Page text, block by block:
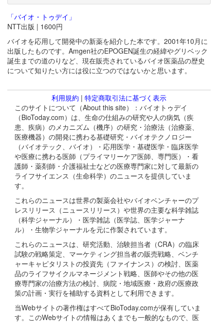
「バイオ・トゥデイ」
NTT出版 | 1600円
バイオを応用して開発中の新薬を紹介した本です。2001年10月に
出版したものです。Amgen社のEPOGEN誕生の経緯やグリベック
誕生までの道のりなど、現在販売されているバイオ医薬品の歴史
について知りたい方には役に立つのではないかと思います。
利用規約 | 特定商取引法に基づく表示
このサイトについて（About this site）：バイオトゥデイ
（BioToday.com）は、生命の仕組みの研究や人の病気（疾
患、疾病）のメカニズム（機序）の研究・治療法（治療薬、
医療機器）の開発に携わる基礎研究・バイオテクノロジー
（バイオテック、バイオ）・応用医学・基礎医学・臨床医学
や医療に携わる医師（プライマリーケア医師、専門医）・看
護師・薬剤師・介護福祉士などの医療専門家に対して最新の
ライフサイエンス（生命科学）のニュースを提供していま
す。
これらのニュースは世界の製薬会社やバイオベンチャーのプ
レスリリース（ニュースリリース）や世界の主要な科学雑誌
（科学ジャーナル）・医学雑誌（医学誌、医学ジャーナ
ル）・生物学ジャーナルを元に作製されています。
これらのニュースは、研究活動、治験担当者（CRA）の臨床
試験の戦略策定、マーケティング担当者の販売戦略、ベンチ
ャーキャピタリストの投資先（ファイナンス）の検討、医薬
品のライフサイクルマネージメント戦略、医師やその他の医
療専門家の治療方法の検討、病院・地域医療・政府の医療政
策の計画・実行を補助する資料として利用できます。
当Webサイトの著作権はすべてBioToday.comが保有していま
す。このWebサイトの情報はあくまでも一般的なもので、医